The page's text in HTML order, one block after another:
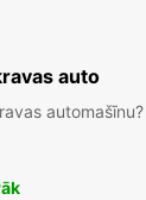
auto
automašīnu?